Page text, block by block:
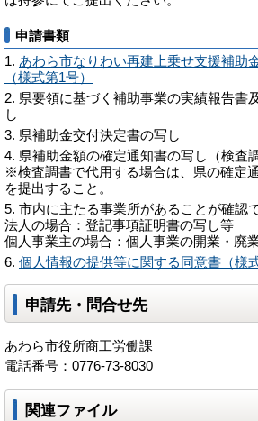
申請書類
あわら市なりわい再建上乗せ支援補助
（様式第1号）
県要領に基づく補助事業の実績報告書
し
県補助金交付決定書の写し
県補助金額の確定通知書の写し（検査
※検査調書で代用する場合は、県の確定
を提出すること。
市内に主たる事業所があることが確認
法人の場合：登記事項証明書の写し等
個人事業主の場合：個人事業の開業・廃
個人情報の提供等に関する同意書（様
申請先・問合せ先
あわら市役所商工労働課
電話番号：0776-73-8030
関連ファイル